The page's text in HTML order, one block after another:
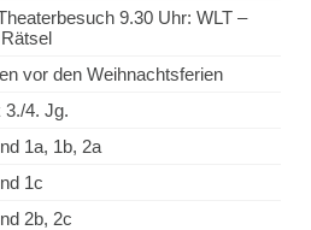
9.30 Uhr: WLT –
vor den Weihnachtsferien
3./4. Jg.
1a, 1b, 2a
1c
2b, 2c